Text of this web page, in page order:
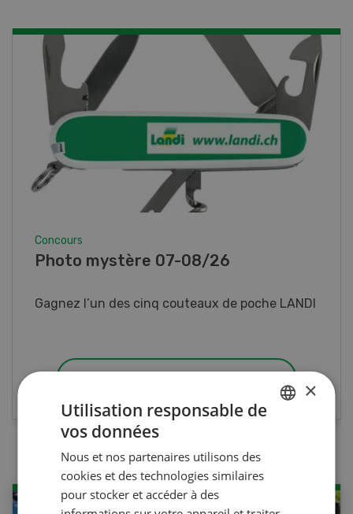
Know-how 07-08/26
un véhicule électrique HDK Express
PARTICIPER AU CONCOURS
Gagnez
×
Utilisation responsable de
vos données
Nous et nos partenaires utilisons des
cookies et des technologies similaires
pour stocker et accéder à des